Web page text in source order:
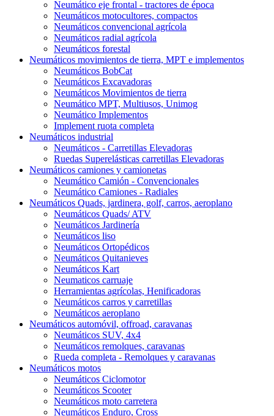
Neumático eje frontal - tractores de época
Neumáticos motocultores, compactos
Neumáticos convencional agrícola
Neumáticos radial agrícola
Neumáticos forestal
Neumáticos movimientos de tierra, MPT e implementos
Neumáticos BobCat
Neumáticos Excavadoras
Neumáticos Movimientos de tierra
Neumático MPT, Multiusos, Unimog
Neumático Implementos
Implement ruota completa
Neumáticos industrial
Neumáticos - Carretillas Elevadoras
Ruedas Superelásticas carretillas Elevadoras
Neumáticos camiones y camionetas
Neumático Camión - Convencionales
Neumático Camiones - Radiales
Neumáticos Quads, jardinera, golf, carros, aeroplano
Neumáticos Quads/ ATV
Neumáticos Jardinería
Neumáticos liso
Neumáticos Ortopédicos
Neumáticos Quitanieves
Neumáticos Kart
Neumaticos carruaje
Herramientas agrícolas, Henificadoras
Neumáticos carros y carretillas
Neumáticos aeroplano
Neumáticos automóvil, offroad, caravanas
Neumáticos SUV, 4x4
Neumáticos remolques, caravanas
Rueda completa - Remolques y caravanas
Neumáticos motos
Neumáticos Ciclomotor
Neumáticos Scooter
Neumáticos moto carretera
Neumáticos Enduro, Cross